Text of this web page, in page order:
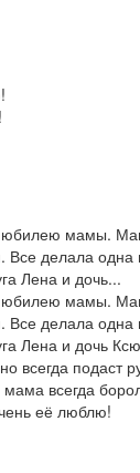
юбилею мамы.
Все делала
Лена и дочь...
юбилею мамы.
Все делала
Лена и дочь
всегда подаст
всегда
её люблю!